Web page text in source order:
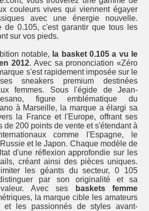
couleurs vives qui viennent égayer
avec une énergie nouvelle.
de 0.105, c'est garantir que tous les
sur vos pieds.
notable, la basket 0.105 a vu le
2012. Avec sa prononciation «Zéro
s'est rapidement imposée sur le
sneakers premium destinées
femmes. Sous l'égide de Jean-
figure emblématique du
à Marseille, la marque a élargi sa
la France et l'Europe, offrant ses
de 200 points de vente et s'étendant à
comme l'Espagne, le
et le Japon. Chaque modèle de
d'une réflexion approfondie sur les
créant ainsi des pièces uniques.
les géants du secteur, 0 105
par son originalité et sa
Avec ses
baskets femme
la marque cible les amateurs
et les passionnés de styles avant-